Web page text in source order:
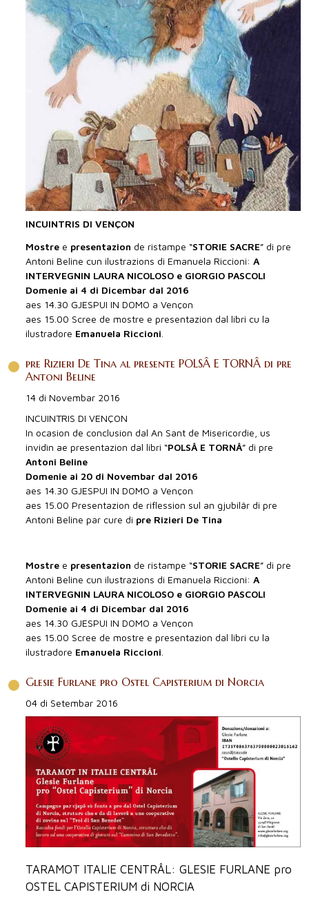
INCUINTRIS DI VENÇON
Mostre e presentazion de ristampe “STORIE SACRE” di pre
Antoni Beline cun ilustrazions di Emanuela Riccioni: A
INTERVEGNIN LAURA NICOLOSO e GIORGIO PASCOLI
Domenie ai 4 di Dicembar dal 2016
aes 14.30 GJESPUI IN DOMO a Vençon
aes 15.00 Scree de mostre e presentazion dal libri cu la
ilustradore Emanuela Riccioni
pre Rizieri De Tina al presente POLSÂ E TORNÂ di pre
Antoni Beline
14 di Novembar 2016
INCUINTRIS DI VENÇON
In ocasion de conclusion dal An Sant de Misericordie, us
invidìn ae presentazion dal libri “POLSÂ E TORNÂ” di pre
Antoni Beline
Domenie ai 20 di Novembar dal 2016
aes 14.30 GJESPUI IN DOMO a Vençon
aes 15.00 Presentazion de riflession sul an gjubilâr di pre
Antoni Beline par cure di pre Rizieri De Tina
Mostre e presentazion de ristampe “STORIE SACRE” di pre
Antoni Beline cun ilustrazions di Emanuela Riccioni: A
INTERVEGNIN LAURA NICOLOSO e GIORGIO PASCOLI
Domenie ai 4 di Dicembar dal 2016
aes 14.30 GJESPUI IN DOMO a Vençon
aes 15.00 Scree de mostre e presentazion dal libri cu la
ilustradore Emanuela Riccioni
Glesie Furlane pro Ostel Capisterium di Norcia
04 di Setembar 2016
TARAMOT ITALIE CENTRÂL: GLESIE FURLANE pro
OSTEL CAPISTERIUM di NORCIA